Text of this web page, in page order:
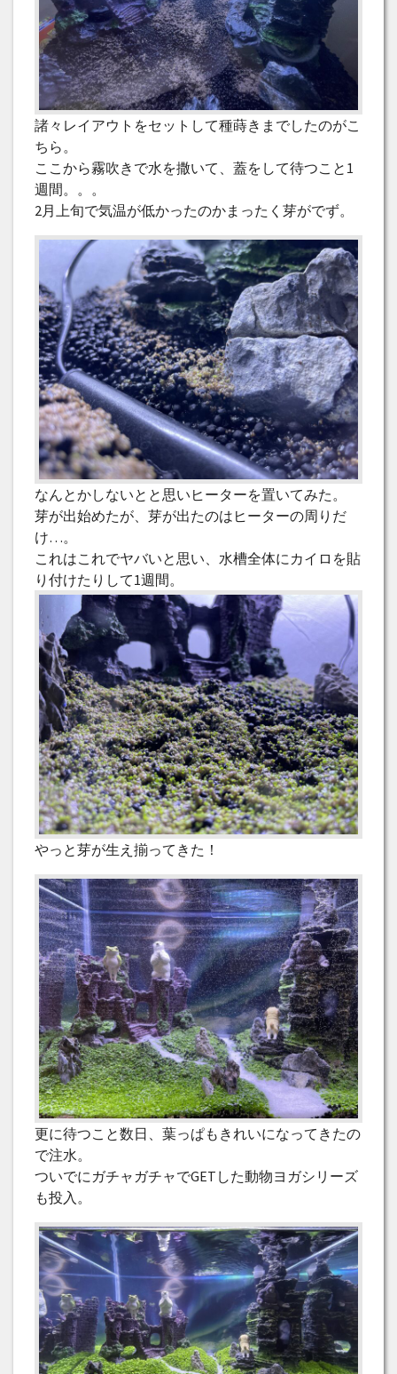
諸々レイアウトをセットして種蒔きまでしたのがこ
ちら。
ここから霧吹きで水を撒いて、蓋をして待つこと1
週間。。。
2月上旬で気温が低かったのかまったく芽がでず。
なんとかしないとと思いヒーターを置いてみた。
芽が出始めたが、芽が出たのはヒーターの周りだ
け…。
これはこれでヤバいと思い、水槽全体にカイロを貼
り付けたりして1週間。
やっと芽が生え揃ってきた！
更に待つこと数日、葉っぱもきれいになってきたの
で注水。
ついでにガチャガチャでGETした動物ヨガシリーズ
も投入。